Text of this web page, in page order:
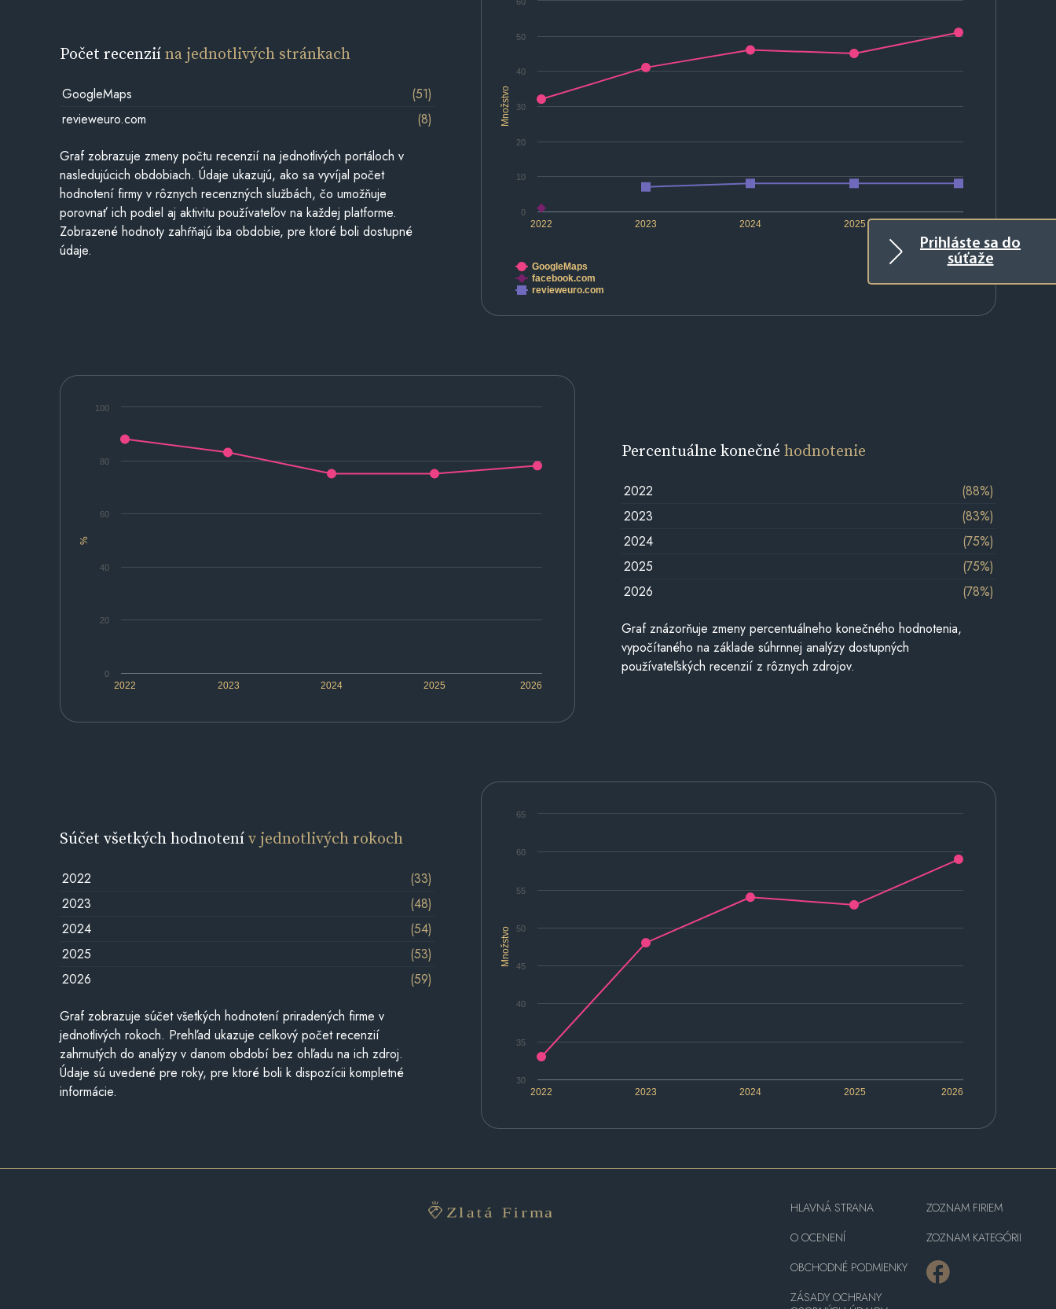
Prihláste sa do
súťaže
Množstvo
2022 2023 2024 2025
0
10
20
30
40
50
GoogleMaps
facebook.com
revieweuro.com
Počet recenziína jednotlivých stránkach
GoogleMaps
(51)
revieweuro.com
(8)
Graf zobrazuje zmeny počtu recenzií na jednotlivých portáloch v
nasledujúcich obdobiach. Údaje ukazujú, ako sa vyvíjal počet
hodnotení firmy v rôznych recenzných službách, čo umožňuje
porovnať ich podiel aj aktivitu používateľov na každej platforme.
Zobrazené hodnoty zahŕňajú iba obdobie, pre ktoré boli dostupné
údaje.
%
2022 2023 2024 2025 2026
0
20
40
60
80
100
Percentuálne konečnéhodnotenie
2022
(88%)
2023
(83%)
2024
(75%)
2025
(75%)
2026
(78%)
Graf znázorňuje zmeny percentuálneho konečného hodnotenia,
vypočítaného na základe súhrnnej analýzy dostupných
používateľských recenzií z rôznych zdrojov.
Množstvo
2022 2023 2024 2025 2026
30
35
40
45
50
55
60
65
Súčet všetkých hodnotenív jednotlivých rokoch
2022
(33)
2023
(48)
2024
(54)
2025
(53)
2026
(59)
Graf zobrazuje súčet všetkých hodnotení priradených firme v
jednotlivých rokoch. Prehľad ukazuje celkový počet recenzií
zahrnutých do analýzy v danom období bez ohľadu na ich zdroj.
Údaje sú uvedené pre roky, pre ktoré boli k dispozícii kompletné
informácie.
HLAVNÁ STRANA
O OCENENÍ
OBCHODNÉ PODMIENKY
ZÁSADY OCHRANY
ZOZNAM FIRIEM
ZOZNAM KATEGÓRII